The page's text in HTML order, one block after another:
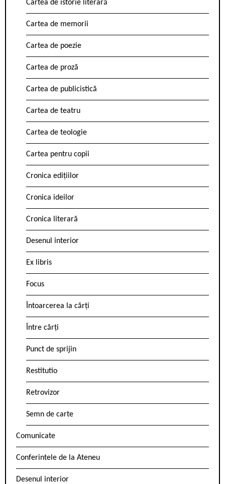
Cartea de istorie literară
Cartea de memorii
Cartea de poezie
Cartea de proză
Cartea de publicistică
Cartea de teatru
Cartea de teologie
Cartea pentru copii
Cronica edițiilor
Cronica ideilor
Cronica literară
Desenul interior
Ex libris
Focus
Întoarcerea la cărți
Între cărți
Punct de sprijin
Restitutio
Retrovizor
Semn de carte
Comunicate
Conferintele de la Ateneu
Desenul interior